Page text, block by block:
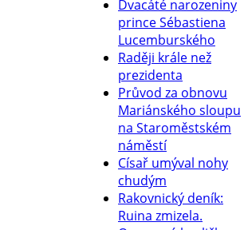
Dvacáté narozeniny
prince Sébastiena
Lucemburského
Raději krále než
prezidenta
Průvod za obnovu
Mariánského sloupu
na Staroměstském
náměstí
Císař umýval nohy
chudým
Rakovnický deník:
Ruina zmizela.